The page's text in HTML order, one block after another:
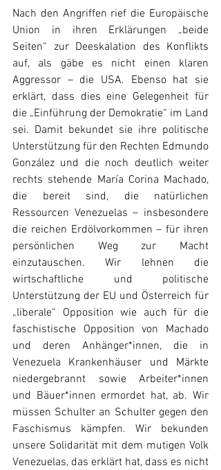
Nach den Angriffen rief die Europäische
Union in ihren Erklärungen „beide
Seiten“ zur Deeskalation des Konflikts
auf, als gäbe es nicht einen klaren
Aggressor – die USA. Ebenso hat sie
erklärt, dass dies eine Gelegenheit für
die „Einführung der Demokratie“ im Land
sei. Damit bekundet sie ihre politische
Unterstützung für den Rechten Edmundo
González und die noch deutlich weiter
rechts stehende María Corina Machado,
die bereit sind, die natürlichen
Ressourcen Venezuelas – insbesondere
die reichen Erdölvorkommen – für ihren
persönlichen Weg zur Macht
einzutauschen. Wir lehnen die
wirtschaftliche und politische
Unterstützung der EU und Österreich für
„liberale“ Opposition wie auch für die
faschistische Opposition von Machado
und deren Anhänger*innen, die in
Venezuela Krankenhäuser und Märkte
niedergebrannt sowie Arbeiter*innen
und Bäuer*innen ermordet hat, ab. Wir
müssen Schulter an Schulter gegen den
Faschismus kämpfen. Wir bekunden
unsere Solidarität mit dem mutigen Volk
Venezuelas, das erklärt hat, dass es nicht